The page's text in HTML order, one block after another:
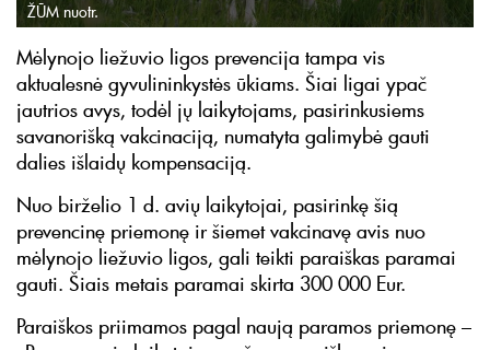
ŽŪM nuotr.
Mėlynojo liežuvio ligos prevencija tampa vis
aktualesnė gyvulininkystės ūkiams. Šiai ligai ypač
jautrios avys, todėl jų laikytojams, pasirinkusiems
savanorišką vakcinaciją, numatyta galimybė gauti
dalies išlaidų kompensaciją.
Nuo birželio 1 d. avių laikytojai, pasirinkę šią
prevencinę priemonę ir šiemet vakcinavę avis nuo
mėlynojo liežuvio ligos, gali teikti paraiškas paramai
gauti. Šiais metais paramai skirta 300 000 Eur.
Paraiškos priimamos pagal naują paramos priemonę –